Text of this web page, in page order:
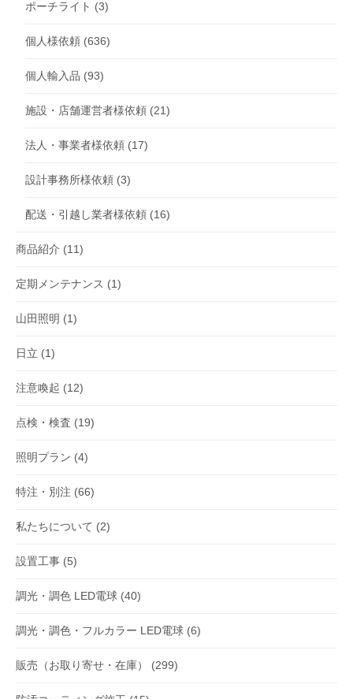
ポーチライト (3)
個人様依頼 (636)
個人輸入品 (93)
施設・店舗運営者様依頼 (21)
法人・事業者様依頼 (17)
設計事務所様依頼 (3)
配送・引越し業者様依頼 (16)
商品紹介 (11)
定期メンテナンス (1)
山田照明 (1)
日立 (1)
注意喚起 (12)
点検・検査 (19)
照明プラン (4)
特注・別注 (66)
私たちについて (2)
設置工事 (5)
調光・調色 LED電球 (40)
調光・調色・フルカラー LED電球 (6)
販売（お取り寄せ・在庫） (299)